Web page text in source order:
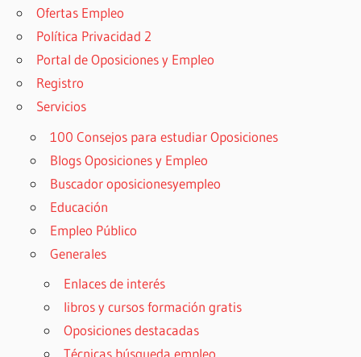
Ofertas Empleo
Política Privacidad 2
Portal de Oposiciones y Empleo
Registro
Servicios
100 Consejos para estudiar Oposiciones
Blogs Oposiciones y Empleo
Buscador oposicionesyempleo
Educación
Empleo Público
Generales
Enlaces de interés
libros y cursos formación gratis
Oposiciones destacadas
Técnicas búsqueda empleo